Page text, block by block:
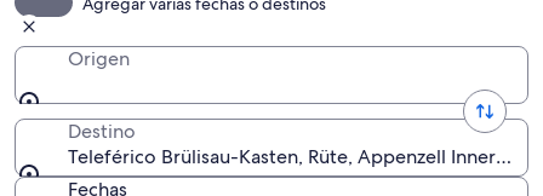
Origen
Destino
Teleférico Brülisau-Kasten, Rüte, Appenzell
Fechas